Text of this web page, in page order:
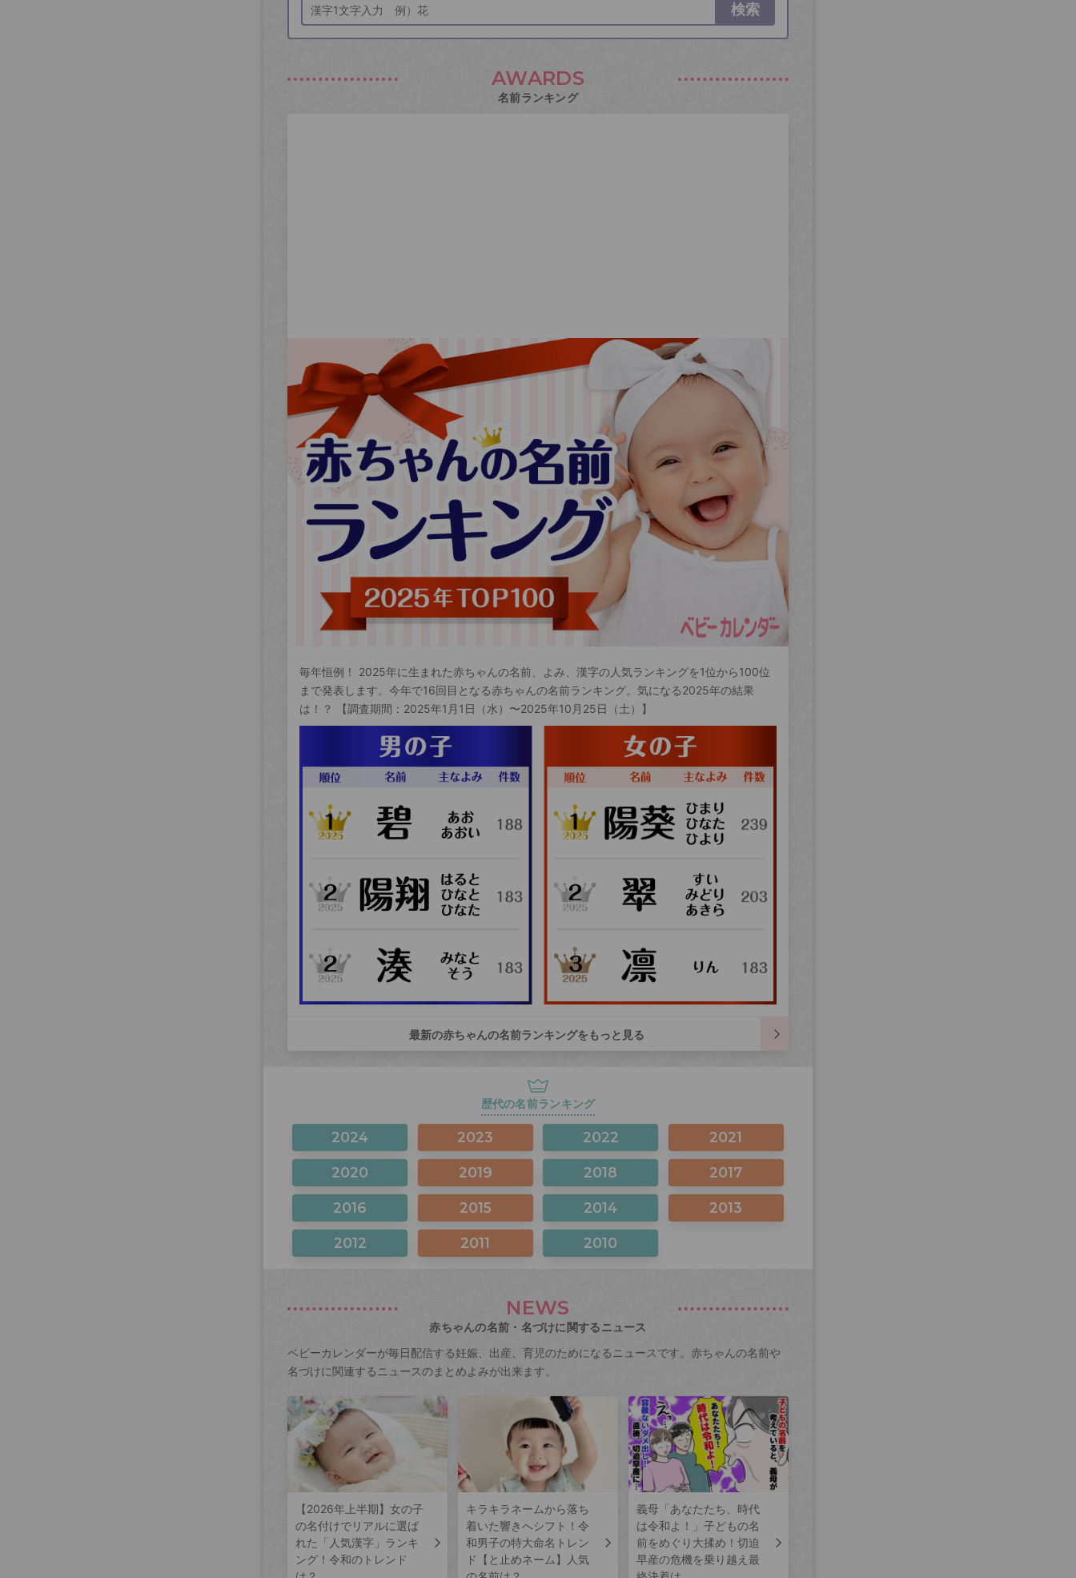
検索
AWARDS
名前ランキング
毎年恒例！ 2025年に生まれた赤ちゃんの名前、よみ、漢字の人気ランキングを1位から100位
まで発表します。今年で16回目となる赤ちゃんの名前ランキング。気になる2025年の結果
は！？ 【調査期間：2025年1月1日（水）〜2025年10月25日（土）】
最新の赤ちゃんの名前ランキングをもっと見る
歴代の名前ランキング
2024 2023 2022 2021
2020 2019 2018 2017
2016 2015 2014 2013
2012 2011 2010
NEWS
赤ちゃんの名前・名づけに関するニュース
ベビーカレンダーが毎日配信する妊娠、出産、育児のためになるニュースです。赤ちゃんの名前や
名づけに関連するニュースのまとめよみが出来ます。
【2026年上半期】女の子
の名付けでリアルに選ば
れた「人気漢字」ランキ
ング！令和のトレンド
キラキラネームから落ち
着いた響きへシフト！令
和男子の特大命名トレン
ド【と止めネーム】人気
義母「あなたたち、時代
は令和よ！」子どもの名
前をめぐり大揉め！切迫
早産の危機を乗り越え最